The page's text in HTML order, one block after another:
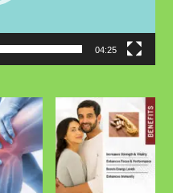
04:25